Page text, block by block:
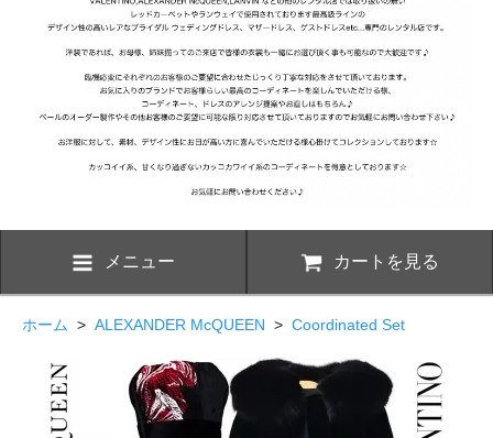
メニュー カートを見る
ホーム > ALEXANDER McQUEEN > Coordinated Set